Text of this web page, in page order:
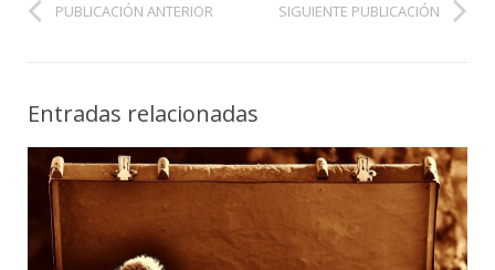
PUBLICACIÓN ANTERIOR SIGUIENTE PUBLICACIÓN
Entradas relacionadas